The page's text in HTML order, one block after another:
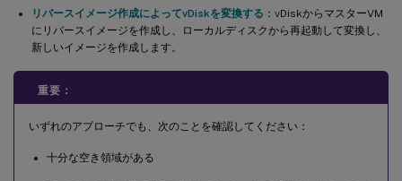
リバースイメージ作成によってvDiskを変換する ：vDiskからマスターVM
にリバースイメージを作成し、ローカルディスクから再起動して変換し、
新しいイメージを作成します。
重要：
いずれのアプローチでも、次のことを確認してください：
十分な空き領域がある